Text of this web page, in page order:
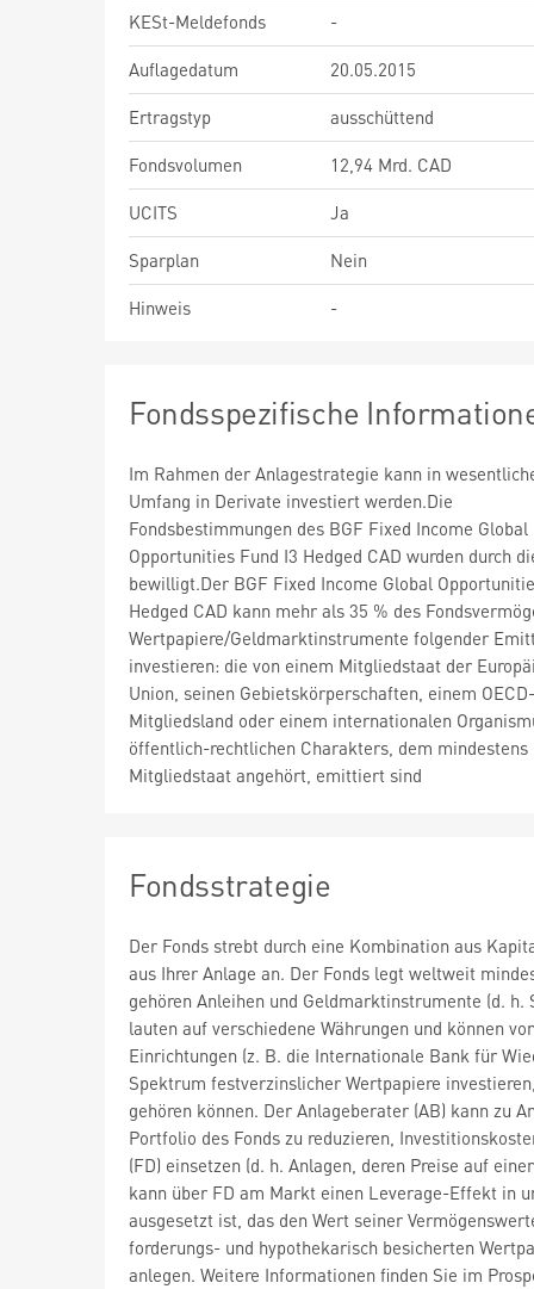
KESt-Meldefonds
-
Auflagedatum
20.05.2015
Ertragstyp
ausschüttend
Fondsvolumen
12,94 Mrd. CAD
UCITS
Ja
Sparplan
Nein
Hinweis
-
Fondsspezifische
Im Rahmen der Anlagestrategie kann in
Umfang in Derivate investiert werden.Die
Fondsbestimmungen des BGF Fixed Income Global
Opportunities Fund I3 Hedged CAD wurden durch
bewilligt.Der BGF Fixed Income Global
Hedged CAD kann mehr als 35 % des
Wertpapiere/Geldmarktinstrumente folgender
investieren: die von einem Mitgliedstaat der
Union, seinen Gebietskörperschaften, einem OECD-
Mitgliedsland oder einem internationalen
öffentlich-rechtlichen Charakters, dem mindestens
Mitgliedstaat angehört, emittiert sind
Fondsstrategie
Der Fonds strebt durch eine Kombination aus
aus Ihrer Anlage an. Der Fonds legt weltweit
gehören Anleihen und Geldmarktinstrumente (d.
lauten auf verschiedene Währungen und können
Einrichtungen (z. B. die Internationale Bank für
Spektrum festverzinslicher Wertpapiere
gehören können. Der Anlageberater (AB) kann zu
Portfolio des Fonds zu reduzieren,
(FD) einsetzen (d. h. Anlagen, deren Preise auf
kann über FD am Markt einen Leverage-Effekt in
ausgesetzt ist, das den Wert seiner
forderungs- und hypothekarisch besicherten
anlegen. Weitere Informationen finden Sie im